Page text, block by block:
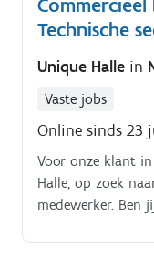
Technische
Unique Halle in
Vaste jobs
Online sinds 23
Voor onze klant
Halle, op zoek
medewerker. Ben
gezicht tovert?